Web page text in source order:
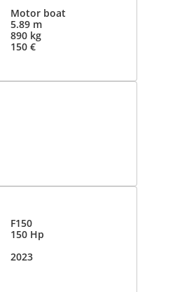
Motor boat
5.89 m
890 kg
150 €
F150
150 Hp
2023